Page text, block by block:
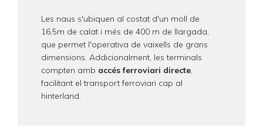
Les naus s'ubiquen al costat d'un moll de
16,5m de calat i més de 400 m de llargada,
que permet l'operativa de vaixells de grans
dimensions. Addicionalment, les terminals
compten amb accés ferroviari directe,
facilitant el transport ferroviari cap al
hinterland.